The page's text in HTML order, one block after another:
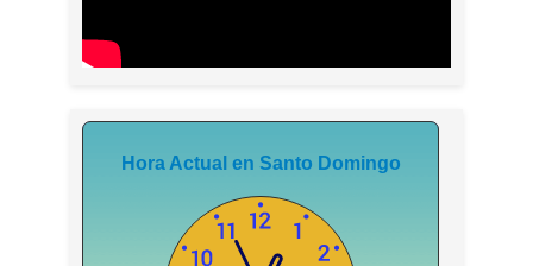
Hora Actual en Santo Domingo